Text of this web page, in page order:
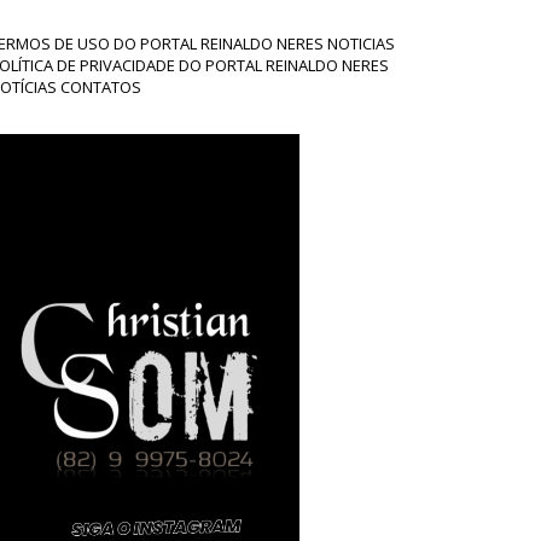
DE USO DO PORTAL REINALDO NERES NOTICIAS
DE PRIVACIDADE DO PORTAL REINALDO NERES
CONTATOS